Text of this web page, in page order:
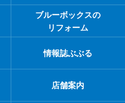
ブルーボックスの
リフォーム
情報誌ぶぶる
店舗案内